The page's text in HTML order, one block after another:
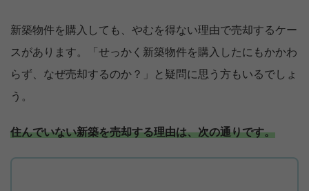
新築物件を購入しても、やむを得ない理由で売却するケー
スがあります。「せっかく新築物件を購入したにもかかわ
らず、なぜ売却するのか？」と疑問に思う方もいるでしょ
う。
住んでいない新築を売却する理由は、次の通りです。